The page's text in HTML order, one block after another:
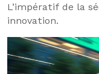
L’impératif de la
innovation.